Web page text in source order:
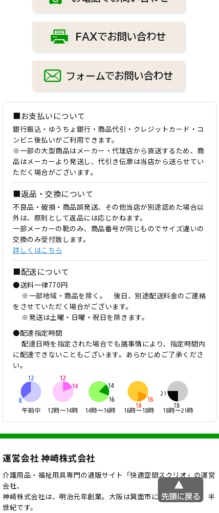
■お支払いについて
銀行振込・ゆうちょ銀行・商品代引・クレジットカード・コ
ンビニ後払いがご利用できます。
※一部の大型商品はメーカー・代理店から直送するため、商
品はメーカーより発送し、代引き伝票は当店から送らせてい
ただく場合がございます。
■返品・交換について
不良品・破損・商品誤発送、その他当店が別途認めた場合以
外は、原則として返品には応じかねます。
一部メーカーの靴のみ、商品番号が同じものでサイズ違いの
交換のみ受付致します。
詳しくはこちら
■配送について
●送料一律770円
※一部地域・商品を除く。 後日、別途配送料金のご連絡
をさせていただく場合がございます。
※発送は土曜・日曜・祝日を除きます。
●配達指定時間
配達日時を指定された場合でも諸事情により、指定時間内
に配達できないこともございます。あらかじめご了承くださ
い。
運営会社 神崎株式会社
介護用品・福祉用具専門の通販サイト「快適空間スクリオ」の運営
会社、
神崎株式会社は、明治元年創業。大阪は箕面市に店舗をかまえ、半
世紀です。